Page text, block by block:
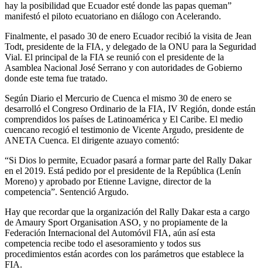
hay la posibilidad que Ecuador esté donde las papas queman”
manifestó el piloto ecuatoriano en diálogo con Acelerando.
Finalmente, el pasado 30 de enero Ecuador recibió la visita de Jean
Todt, presidente de la FIA, y delegado de la ONU para la Seguridad
Vial. El principal de la FIA se reunió con el presidente de la
Asamblea Nacional José Serrano y con autoridades de Gobierno
donde este tema fue tratado.
Según Diario el Mercurio de Cuenca el mismo 30 de enero se
desarrolló el Congreso Ordinario de la FIA, IV Región, donde están
comprendidos los países de Latinoamérica y El Caribe. El medio
cuencano recogió el testimonio de Vicente Argudo, presidente de
ANETA Cuenca. El dirigente azuayo comentó:
“Si Dios lo permite, Ecuador pasará a formar parte del Rally Dakar
en el 2019. Está pedido por el presidente de la República (Lenín
Moreno) y aprobado por Etienne Lavigne, director de la
competencia”. Sentenció Argudo.
Hay que recordar que la organización del Rally Dakar esta a cargo
de Amaury Sport Organisation ASO, y no propiamente de la
Federación Internacional del Automóvil FIA, aún así esta
competencia recibe todo el asesoramiento y todos sus
procedimientos están acordes con los parámetros que establece la
FIA.